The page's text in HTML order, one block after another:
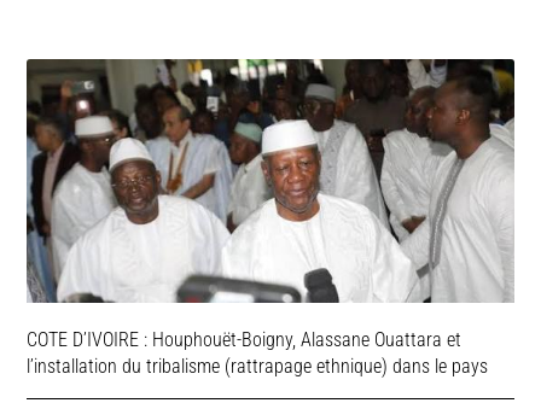
COTE D’IVOIRE : Houphouët-Boigny, Alassane Ouattara et
l’installation du tribalisme (rattrapage ethnique) dans le pays